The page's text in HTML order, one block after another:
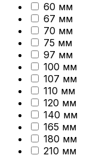
60 мм
67 мм
70 мм
75 мм
97 мм
100 мм
107 мм
110 мм
120 мм
140 мм
165 мм
180 мм
210 мм